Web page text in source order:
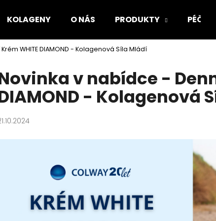
KOLAGENY O NÁS PRODUKTY PÉČE O
WHITE DIAMOND - Kolagenová Síla Mládí
v nabídce -
- Kolagenová
Co potřebujete najít?
HLEDAT